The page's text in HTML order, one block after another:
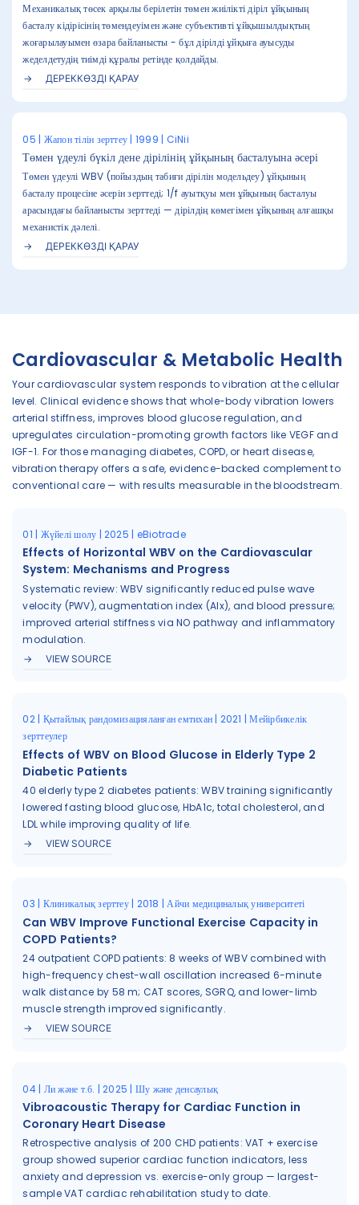
Механикалық төсек арқылы берілетін төмен жиілікті діріл ұйқының
басталу кідірісінің төмендеуімен және субъективті ұйқышылдықтың
жоғарылауымен өзара байланысты - бұл дірілді ұйқыға ауысуды
жеделдетудің тиімді құралы ретінде қолдайды.
ДЕРЕККӨЗДІ ҚАРАУ
05 | Жапон тілін зерттеу | 1999 | CiNii
Төмен үдеулі бүкіл дене дірілінің ұйқының басталуына әсері
Төмен үдеулі WBV (пойыздың табиғи дірілін модельдеу) ұйқының
басталу процесіне әсерін зерттеді; 1/f ауытқуы мен ұйқының басталуы
арасындағы байланысты зерттеді — дірілдің көмегімен ұйқының алғашқы
механистік дәлелі.
ДЕРЕККӨЗДІ ҚАРАУ
Cardiovascular & Metabolic Health
Your cardiovascular system responds to vibration at the cellular
level. Clinical evidence shows that whole-body vibration lowers
arterial stiffness, improves blood glucose regulation, and
upregulates circulation-promoting growth factors like VEGF and
IGF-1. For those managing diabetes, COPD, or heart disease,
vibration therapy offers a safe, evidence-backed complement to
conventional care — with results measurable in the bloodstream.
01 | Жүйелі шолу | 2025 | eBiotrade
Effects of Horizontal WBV on the Cardiovascular
System: Mechanisms and Progress
Systematic review: WBV significantly reduced pulse wave
velocity (PWV), augmentation index (AIx), and blood pressure;
improved arterial stiffness via NO pathway and inflammatory
modulation.
VIEW SOURCE
02 | Қытайлық рандомизацияланған емтихан | 2021 | Мейірбикелік
зерттеулер
Effects of WBV on Blood Glucose in Elderly Type 2
Diabetic Patients
40 elderly type 2 diabetes patients: WBV training significantly
lowered fasting blood glucose, HbA1c, total cholesterol, and
LDL while improving quality of life.
VIEW SOURCE
03 | Клиникалық зерттеу | 2018 | Айчи медициналық университеті
Can WBV Improve Functional Exercise Capacity in
COPD Patients?
24 outpatient COPD patients: 8 weeks of WBV combined with
high-frequency chest-wall oscillation increased 6-minute
walk distance by 58 m; CAT scores, SGRQ, and lower-limb
muscle strength improved significantly.
VIEW SOURCE
04 | Ли және т.б. | 2025 | Шу және денсаулық
Vibroacoustic Therapy for Cardiac Function in
Coronary Heart Disease
Retrospective analysis of 200 CHD patients: VAT + exercise
group showed superior cardiac function indicators, less
anxiety and depression vs. exercise-only group — largest-
sample VAT cardiac rehabilitation study to date.